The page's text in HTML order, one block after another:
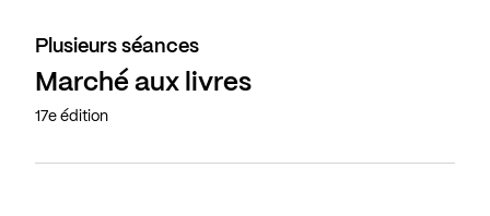
Plusieurs séances
Marché aux livres
17e édition